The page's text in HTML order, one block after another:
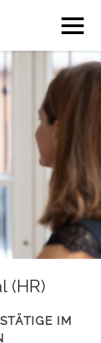
(HR)
IM